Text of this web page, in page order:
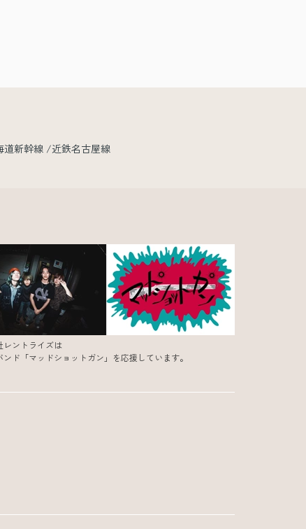
道新幹線
近鉄名古屋線
レントライズは
ンド「マッドショットガン」を応援しています。